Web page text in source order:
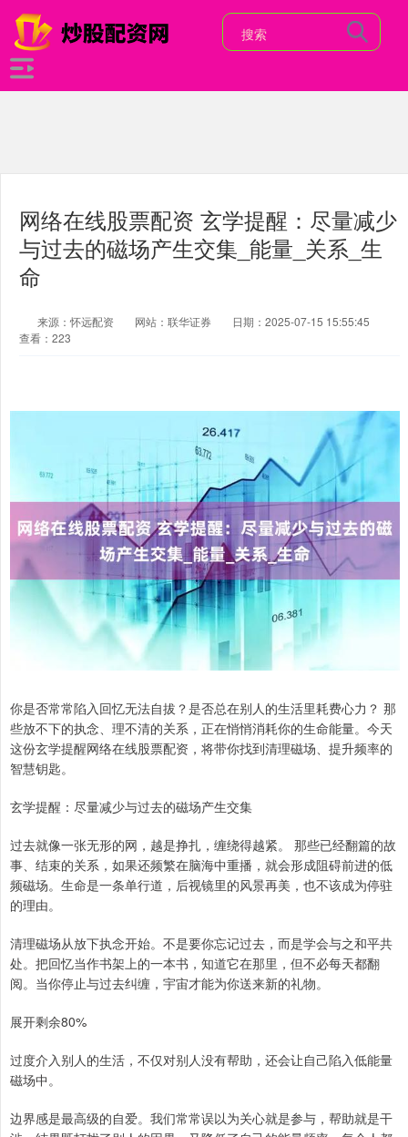
网络在线股票配资 玄学提醒：尽量减少
与过去的磁场产生交集_能量_关系_生
命
来源：怀远配资 网站：联华证券
日期：2025-07-15 15:55:45
查看：223
你是否常常陷入回忆无法自拔？是否总在别人的生活里耗费心力？ 那
些放不下的执念、理不清的关系，正在悄悄消耗你的生命能量。今天
这份玄学提醒网络在线股票配资，将带你找到清理磁场、提升频率的
智慧钥匙。
玄学提醒：尽量减少与过去的磁场产生交集
过去就像一张无形的网，越是挣扎，缠绕得越紧。 那些已经翻篇的故
事、结束的关系，如果还频繁在脑海中重播，就会形成阻碍前进的低
频磁场。生命是一条单行道，后视镜里的风景再美，也不该成为停驻
的理由。
清理磁场从放下执念开始。不是要你忘记过去，而是学会与之和平共
处。把回忆当作书架上的一本书，知道它在那里，但不必每天都翻
阅。当你停止与过去纠缠，宇宙才能为你送来新的礼物。
展开剩余80%
过度介入别人的生活，不仅对别人没有帮助，还会让自己陷入低能量
磁场中。
边界感是最高级的自爱。我们常常误以为关心就是参与，帮助就是干